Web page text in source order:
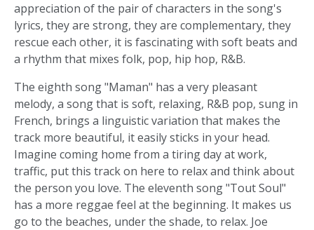
appreciation of the pair of characters in the song's
lyrics, they are strong, they are complementary, they
rescue each other, it is fascinating with soft beats and
a rhythm that mixes folk, pop, hip hop, R&B.
The eighth song "Maman" has a very pleasant
melody, a song that is soft, relaxing, R&B pop, sung in
French, brings a linguistic variation that makes the
track more beautiful, it easily sticks in your head.
Imagine coming home from a tiring day at work,
traffic, put this track on here to relax and think about
the person you love. The eleventh song "Tout Soul"
has a more reggae feel at the beginning. It makes us
go to the beaches, under the shade, to relax. Joe